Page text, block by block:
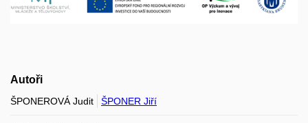
Autoři
ŠPONEROVÁ Judit ŠPONER Jiří